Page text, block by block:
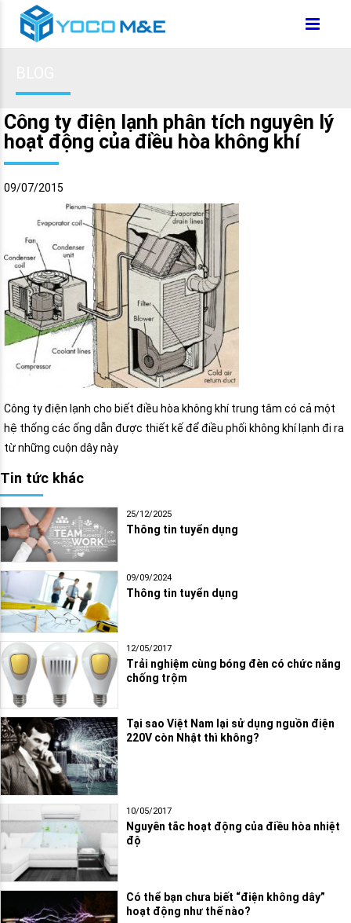
Công ty điện lạnh phân tích nguyên lý
hoạt động của điều hòa không khí
09/07/2015
Công ty điện lạnh cho biết điều hòa không khí trung tâm có cả một
hệ thống các ống dẫn được thiết kế để điều phối không khí lạnh đi ra
từ những cuộn dây này
Tin tức khác
25/12/2025
Thông tin tuyển dụng
09/09/2024
Thông tin tuyển dụng
12/05/2017
Trải nghiệm cùng bóng đèn có chức năng
chống trộm
Tại sao Việt Nam lại sử dụng nguồn điện
220V còn Nhật thì không?
10/05/2017
Nguyên tắc hoạt động của điều hòa nhiệt
độ
Có thể bạn chưa biết “điện không dây”
hoạt động như thế nào?